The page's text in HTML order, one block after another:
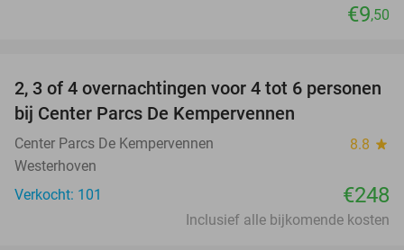
€9,50
2, 3 of 4 overnachtingen voor 4 tot 6 personen
bij Center Parcs De Kempervennen
Center Parcs De Kempervennen 8.8 star
Westerhoven
Verkocht: 101
€248
Inclusief alle bijkomende kosten